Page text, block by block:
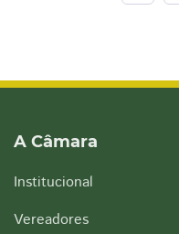
A Câmara
Institucional
Vereadores